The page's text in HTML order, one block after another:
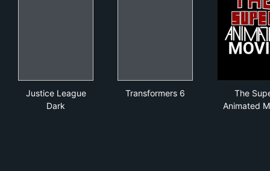
Justice League
Dark
Transformers 6
The
Animated